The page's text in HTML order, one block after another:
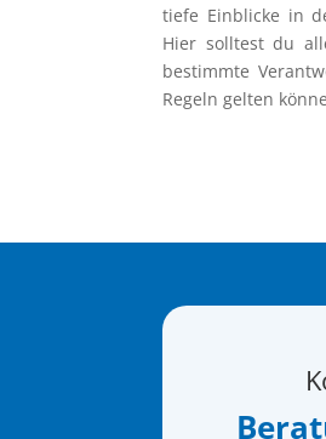
tiefe Einblicke in
Hier solltest du
bestimmte
Regeln gelten